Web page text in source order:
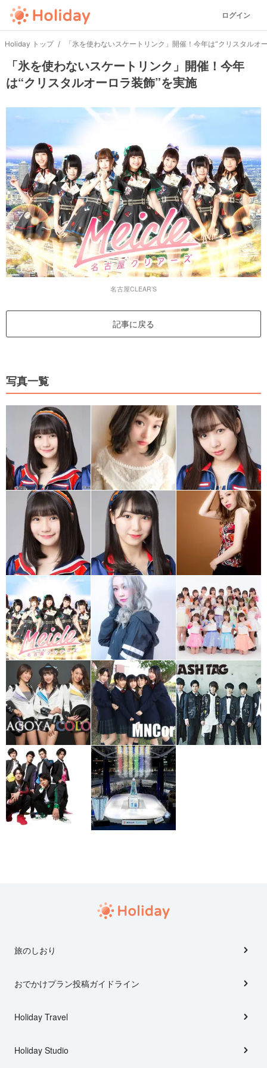
ログイン
Holiday トップ 「氷を使わないスケートリンク」開催！今年は“クリスタルオ
「氷を使わないスケートリンク」開催！今年
は“クリスタルオーロラ装飾”を実施
名古屋CLEAR’S
記事に戻る
写真一覧
旅のしおり
おでかけプラン投稿ガイドライン
Holiday Travel
Holiday Studio